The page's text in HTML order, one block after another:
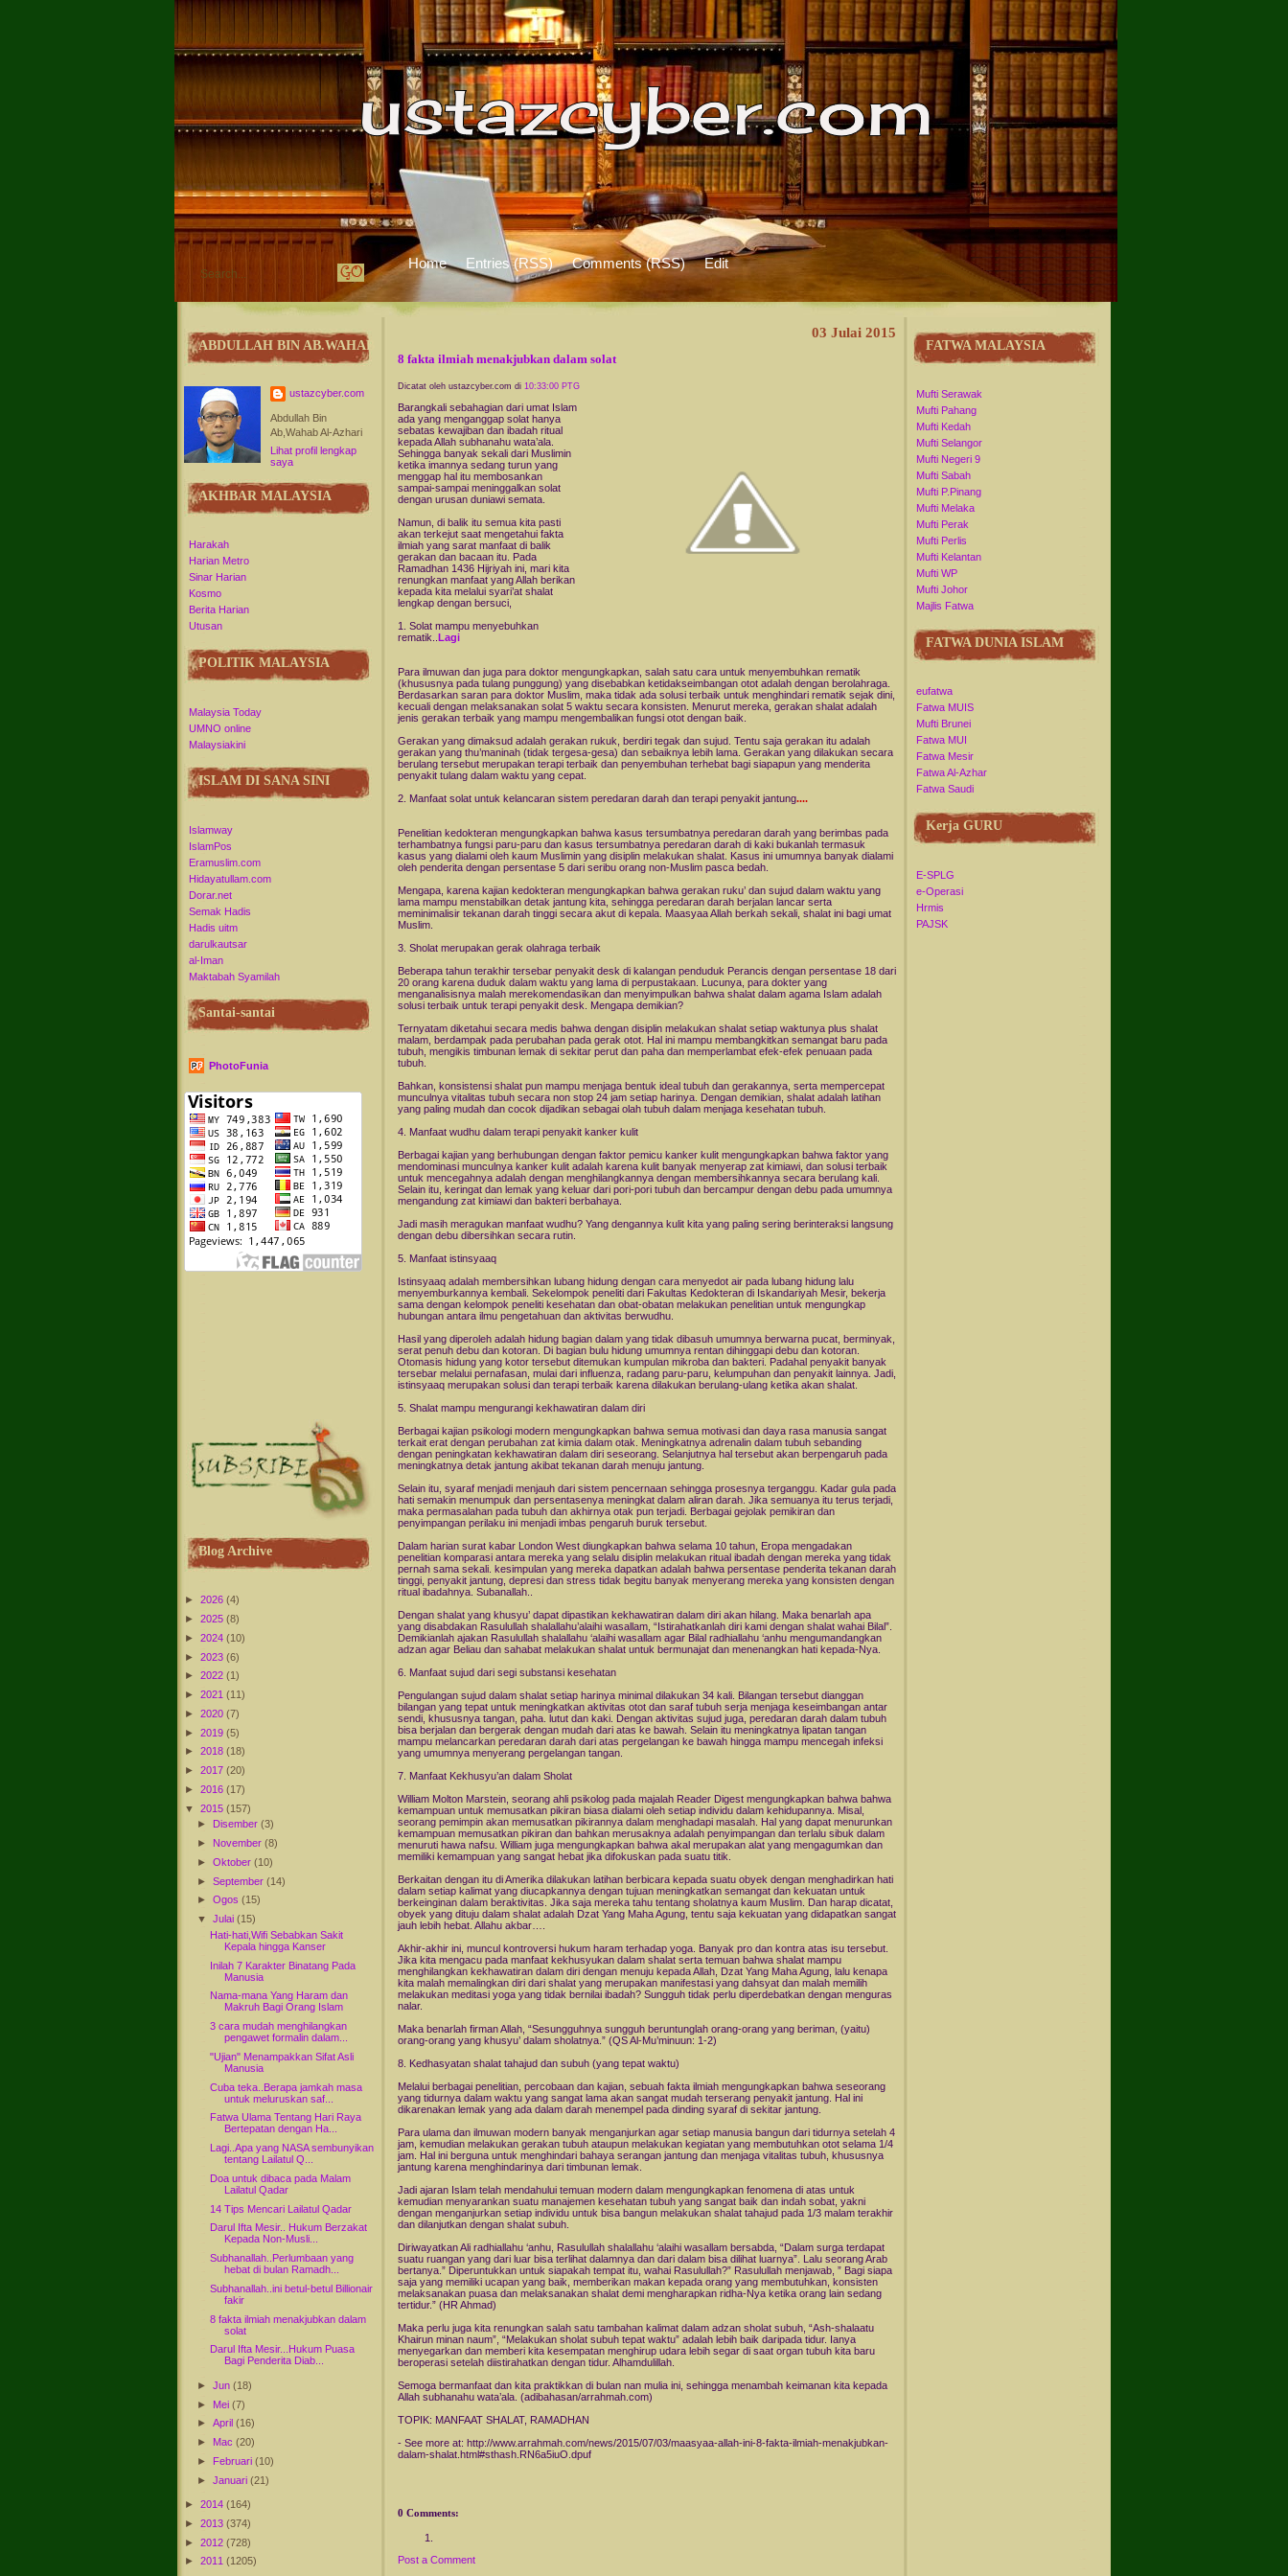
Home Entries (RSS) Comments (RSS) Edit
ABDULLAH BIN AB.WAHAB
ustazcyber.com
Abdullah Bin
Ab,Wahab Al-Azhari
Lihat profil lengkap
saya
AKHBAR MALAYSIA
Harakah
Harian Metro
Sinar Harian
Kosmo
Berita Harian
Utusan
POLITIK MALAYSIA
Malaysia Today
UMNO online
Malaysiakini
ISLAM DI SANA SINI
Islamway
IslamPos
Eramuslim.com
Hidayatullam.com
Dorar.net
Semak Hadis
Hadis uitm
darulkautsar
al-Iman
Maktabah Syamilah
Santai-santai
PhotoFunia
Blog Archive
► 2026 (4)
► 2025 (8)
► 2024 (10)
► 2023 (6)
► 2022 (1)
► 2021 (11)
► 2020 (7)
► 2019 (5)
► 2018 (18)
► 2017 (20)
► 2016 (17)
▼
2015 (157)
►
Disember(3)
► November(8)
►Oktober(10)
►September(14)
►Ogos(15)
▼
Julai(15)
Hati-hati,Wifi Sebabkan Sakit
Kepala hingga Kanser
Inilah 7 Karakter Binatang Pada
Manusia
Nama-mana Yang Haram dan
Makruh Bagi Orang Islam
3 cara mudah menghilangkan
pengawet formalin dalam...
"Ujian" Menampakkan Sifat Asli
Manusia
Cuba teka..Berapa jamkah masa
untuk meluruskan saf...
Fatwa Ulama Tentang Hari Raya
Bertepatan dengan Ha...
Lagi..Apa yang NASA sembunyikan
tentang Lailatul Q...
Doa untuk dibaca pada Malam
Lailatul Qadar
14 Tips Mencari Lailatul Qadar
Darul Ifta Mesir.. Hukum Berzakat
Kepada Non-Musli...
Subhanallah..Perlumbaan yang
hebat di bulan Ramadh...
Subhanallah..ini betul-betul Billionair
fakir
8 fakta ilmiah menakjubkan dalam
solat
Darul Ifta Mesir...Hukum Puasa
Bagi Penderita Diab...
►Jun(18)
► Mei(7)
►April(16)
► Mac(20)
► Februari(10)
►Januari(21)
► 2014 (164)
► 2013 (374)
► 2012 (728)
► 2011 (1205)
03 Julai 2015
8 fakta ilmiah menakjubkan dalam solat
Dicatat oleh ustazcyber.com di 10:33:00 PTG
Barangkali sebahagian dari umat Islam
ada yang menganggap solat hanya
sebatas kewajiban dan ibadah ritual
kepada Allah subhanahu wata’ala.
Sehingga banyak sekali dari Muslimin
ketika imannya sedang turun yang
menggap hal itu membosankan
sampai-sampai meninggalkan solat
dengan urusan duniawi semata.
Namun, di balik itu semua kita pasti
akan terkejut saat mengetahui fakta
ilmiah yang sarat manfaat di balik
gerakan dan bacaan itu. Pada
Ramadhan 1436 Hijriyah ini, mari kita
renungkan manfaat yang Allah berikan
kepada kita melalui syari’at shalat
lengkap dengan bersuci,
1. Solat mampu menyebuhkan
rematik..
Lagi
Para ilmuwan dan juga para doktor mengungkapkan, salah satu cara untuk menyembuhkan rematik
(khususnya pada tulang punggung) yang disebabkan ketidakseimbangan otot adalah dengan berolahraga.
Berdasarkan saran para doktor Muslim, maka tidak ada solusi terbaik untuk menghindari rematik sejak dini,
kecuali dengan melaksanakan solat 5 waktu secara konsisten. Menurut mereka, gerakan shalat adalah
jenis gerakan terbaik yang mampu mengembalikan fungsi otot dengan baik.
Gerakan yang dimaksud adalah gerakan rukuk, berdiri tegak dan sujud. Tentu saja gerakan itu adalah
gerakan yang thu’maninah (tidak tergesa-gesa) dan sebaiknya lebih lama. Gerakan yang dilakukan secara
berulang tersebut merupakan terapi terbaik dan penyembuhan terhebat bagi siapapun yang menderita
penyakit tulang dalam waktu yang cepat.
2. Manfaat solat untuk kelancaran sistem peredaran darah dan terapi penyakit jantung....
Penelitian kedokteran mengungkapkan bahwa kasus tersumbatnya peredaran darah yang berimbas pada
terhambatnya fungsi paru-paru dan kasus tersumbatnya peredaran darah di kaki bukanlah termasuk
kasus yang dialami oleh kaum Muslimin yang disiplin melakukan shalat. Kasus ini umumnya banyak dialami
oleh penderita dengan persentase 5 dari seribu orang non-Muslim pasca bedah.
Mengapa, karena kajian kedokteran mengungkapkan bahwa gerakan ruku’ dan sujud dalam waktu yang
lama mampu menstabilkan detak jantung kita, sehingga peredaran darah berjalan lancar serta
meminimalisir tekanan darah tinggi secara akut di kepala. Maasyaa Allah berkah sekali, shalat ini bagi umat
Muslim.
3. Sholat merupakan gerak olahraga terbaik
Beberapa tahun terakhir tersebar penyakit desk di kalangan penduduk Perancis dengan persentase 18 dari
20 orang karena duduk dalam waktu yang lama di perpustakaan. Lucunya, para dokter yang
menganalisisnya malah merekomendasikan dan menyimpulkan bahwa shalat dalam agama Islam adalah
solusi terbaik untuk terapi penyakit desk. Mengapa demikian?
Ternyatam diketahui secara medis bahwa dengan disiplin melakukan shalat setiap waktunya plus shalat
malam, berdampak pada perubahan pada gerak otot. Hal ini mampu membangkitkan semangat baru pada
tubuh, mengikis timbunan lemak di sekitar perut dan paha dan memperlambat efek-efek penuaan pada
tubuh.
Bahkan, konsistensi shalat pun mampu menjaga bentuk ideal tubuh dan gerakannya, serta mempercepat
munculnya vitalitas tubuh secara non stop 24 jam setiap harinya. Dengan demikian, shalat adalah latihan
yang paling mudah dan cocok dijadikan sebagai olah tubuh dalam menjaga kesehatan tubuh.
4. Manfaat wudhu dalam terapi penyakit kanker kulit
Berbagai kajian yang berhubungan dengan faktor pemicu kanker kulit mengungkapkan bahwa faktor yang
mendominasi munculnya kanker kulit adalah karena kulit banyak menyerap zat kimiawi, dan solusi terbaik
untuk mencegahnya adalah dengan menghilangkannya dengan membersihkannya secara berulang kali.
Selain itu, keringat dan lemak yang keluar dari pori-pori tubuh dan bercampur dengan debu pada umumnya
mengandung zat kimiawi dan bakteri berbahaya.
Jadi masih meragukan manfaat wudhu? Yang dengannya kulit kita yang paling sering berinteraksi langsung
dengan debu dibersihkan secara rutin.
5. Manfaat istinsyaaq
Istinsyaaq adalah membersihkan lubang hidung dengan cara menyedot air pada lubang hidung lalu
menyemburkannya kembali. Sekelompok peneliti dari Fakultas Kedokteran di Iskandariyah Mesir, bekerja
sama dengan kelompok peneliti kesehatan dan obat-obatan melakukan penelitian untuk mengungkap
hubungan antara ilmu pengetahuan dan aktivitas berwudhu.
Hasil yang diperoleh adalah hidung bagian dalam yang tidak dibasuh umumnya berwarna pucat, berminyak,
serat penuh debu dan kotoran. Di bagian bulu hidung umumnya rentan dihinggapi debu dan kotoran.
Otomasis hidung yang kotor tersebut ditemukan kumpulan mikroba dan bakteri. Padahal penyakit banyak
tersebar melalui pernafasan, mulai dari influenza, radang paru-paru, kelumpuhan dan penyakit lainnya. Jadi,
istinsyaaq merupakan solusi dan terapi terbaik karena dilakukan berulang-ulang ketika akan shalat.
5. Shalat mampu mengurangi kekhawatiran dalam diri
Berbagai kajian psikologi modern mengungkapkan bahwa semua motivasi dan daya rasa manusia sangat
terkait erat dengan perubahan zat kimia dalam otak. Meningkatnya adrenalin dalam tubuh sebanding
dengan peningkatan kekhawatiran dalam diri seseorang. Selanjutnya hal tersebut akan berpengaruh pada
meningkatnya detak jantung akibat tekanan darah menuju jantung.
Selain itu, syaraf menjadi menjauh dari sistem pencernaan sehingga prosesnya terganggu. Kadar gula pada
hati semakin menumpuk dan persentasenya meningkat dalam aliran darah. Jika semuanya itu terus terjadi,
maka permasalahan pada tubuh dan akhirnya otak pun terjadi. Berbagai gejolak pemikiran dan
penyimpangan perilaku ini menjadi imbas pengaruh buruk tersebut.
Dalam harian surat kabar London West diungkapkan bahwa selama 10 tahun, Eropa mengadakan
penelitian komparasi antara mereka yang selalu disiplin melakukan ritual ibadah dengan mereka yang tidak
pernah sama sekali. kesimpulan yang mereka dapatkan adalah bahwa persentase penderita tekanan darah
tinggi, penyakit jantung, depresi dan stress tidak begitu banyak menyerang mereka yang konsisten dengan
ritual ibadahnya. Subanallah..
Dengan shalat yang khusyu’ dapat dipastikan kekhawatiran dalam diri akan hilang. Maka benarlah apa
yang disabdakan Rasulullah shalallahu’alaihi wasallam, “Istirahatkanlah diri kami dengan shalat wahai Bilal”.
Demikianlah ajakan Rasulullah shalallahu ‘alaihi wasallam agar Bilal radhiallahu ‘anhu mengumandangkan
adzan agar Beliau dan sahabat melakukan shalat untuk bermunajat dan menenangkan hati kepada-Nya.
6. Manfaat sujud dari segi substansi kesehatan
Pengulangan sujud dalam shalat setiap harinya minimal dilakukan 34 kali. Bilangan tersebut dianggan
bilangan yang tepat untuk meningkatkan aktivitas otot dan saraf tubuh serja menjaga keseimbangan antar
sendi, khususnya tangan, paha. lutut dan kaki. Dengan aktivitas sujud juga, peredaran darah dalam tubuh
bisa berjalan dan bergerak dengan mudah dari atas ke bawah. Selain itu meningkatnya lipatan tangan
mampu melancarkan peredaran darah dari atas pergelangan ke bawah hingga mampu mencegah infeksi
yang umumnya menyerang pergelangan tangan.
7. Manfaat Kekhusyu’an dalam Sholat
William Molton Marstein, seorang ahli psikolog pada majalah Reader Digest mengungkapkan bahwa bahwa
kemampuan untuk memusatkan pikiran biasa dialami oleh setiap individu dalam kehidupannya. Misal,
seorang pemimpin akan memusatkan pikirannya dalam menghadapi masalah. Hal yang dapat menurunkan
kemampuan memusatkan pikiran dan bahkan merusaknya adalah penyimpangan dan terlalu sibuk dalam
menuruti hawa nafsu. William juga mengungkapkan bahwa akal merupakan alat yang mengagumkan dan
memiliki kemampuan yang sangat hebat jika difokuskan pada suatu titik.
Berkaitan dengan itu di Amerika dilakukan latihan berbicara kepada suatu obyek dengan menghadirkan hati
dalam setiap kalimat yang diucapkannya dengan tujuan meningkatkan semangat dan kekuatan untuk
berkeinginan dalam beraktivitas. Jika saja mereka tahu tentang sholatnya kaum Muslim. Dan harap dicatat,
obyek yang dituju dalam shalat adalah Dzat Yang Maha Agung, tentu saja kekuatan yang didapatkan sangat
jauh lebih hebat. Allahu akbar….
Akhir-akhir ini, muncul kontroversi hukum haram terhadap yoga. Banyak pro dan kontra atas isu tersebut.
Jika kita mengacu pada manfaat kekhusyukan dalam shalat serta temuan bahwa shalat mampu
menghilangkan kekhawatiran dalam diri dengan menuju kepada Allah, Dzat Yang Maha Agung, lalu kenapa
kita malah memalingkan diri dari shalat yang merupakan manifestasi yang dahsyat dan malah memilih
melakukan meditasi yoga yang tidak bernilai ibadah? Sungguh tidak perlu diperdebatkan dengan menguras
nalar.
Maka benarlah firman Allah, “Sesungguhnya sungguh beruntunglah orang-orang yang beriman, (yaitu)
orang-orang yang khusyu’ dalam sholatnya.” (QS Al-Mu’minuun: 1-2)
8. Kedhasyatan shalat tahajud dan subuh (yang tepat waktu)
Melalui berbagai penelitian, percobaan dan kajian, sebuah fakta ilmiah mengungkapkan bahwa seseorang
yang tidurnya dalam waktu yang sangat lama akan sangat mudah terserang penyakit jantung. Hal ini
dikarenakan lemak yang ada dalam darah menempel pada dinding syaraf di sekitar jantung.
Para ulama dan ilmuwan modern banyak menganjurkan agar setiap manusia bangun dari tidurnya setelah 4
jam, kemudian melakukan gerakan tubuh ataupun melakukan kegiatan yang membutuhkan otot selama 1/4
jam. Hal ini berguna untuk menghindari bahaya serangan jantung dan menjaga vitalitas tubuh, khususnya
jantung karena menghindarinya dari timbunan lemak.
Jadi ajaran Islam telah mendahului temuan modern dalam mengungkapkan fenomena di atas untuk
kemudian menyarankan suatu manajemen kesehatan tubuh yang sangat baik dan indah sobat, yakni
dengan menganjurkan setiap individu untuk bisa bangun melakukan shalat tahajud pada 1/3 malam terakhir
dan dilanjutkan dengan shalat subuh.
Diriwayatkan Ali radhiallahu ‘anhu, Rasulullah shalallahu ‘alaihi wasallam bersabda, “Dalam surga terdapat
suatu ruangan yang dari luar bisa terlihat dalamnya dan dari dalam bisa dilihat luarnya”. Lalu seorang Arab
bertanya.” Diperuntukkan untuk siapakah tempat itu, wahai Rasulullah?” Rasulullah menjawab, ” Bagi siapa
saja yang memiliki ucapan yang baik, memberikan makan kepada orang yang membutuhkan, konsisten
melaksanakan puasa dan melaksanakan shalat demi mengharapkan ridha-Nya ketika orang lain sedang
tertidur.” (HR Ahmad)
Maka perlu juga kita renungkan salah satu tambahan kalimat dalam adzan sholat subuh, “Ash-shalaatu
Khairun minan naum”, “Melakukan sholat subuh tepat waktu” adalah lebih baik daripada tidur. Ianya
menyegarkan dan memberi kita kesempatan menghirup udara lebih segar di saat organ tubuh kita baru
beroperasi setelah diistirahatkan dengan tidur. Alhamdulillah.
Semoga bermanfaat dan kita praktikkan di bulan nan mulia ini, sehingga menambah keimanan kita kepada
Allah subhanahu wata’ala. (adibahasan/arrahmah.com)
TOPIK: MANFAAT SHALAT, RAMADHAN
- See more at: http://www.arrahmah.com/news/2015/07/03/maasyaa-allah-ini-8-fakta-ilmiah-menakjubkan-
dalam-shalat.html#sthash.RN6a5iuO.dpuf
0 Comments:
Post a Comment
FATWA MALAYSIA
Mufti Serawak
Mufti Pahang
Mufti Kedah
Mufti Selangor
Mufti Negeri 9
Mufti Sabah
Mufti P.Pinang
Mufti Melaka
Mufti Perak
Mufti Perlis
Mufti Kelantan
Mufti WP
Mufti Johor
Majlis Fatwa
FATWA DUNIA ISLAM
eufatwa
Fatwa MUIS
Mufti Brunei
Fatwa MUI
Fatwa Mesir
Fatwa Al-Azhar
Fatwa Saudi
Kerja GURU
E-SPLG
e-Operasi
Hrmis
PAJSK